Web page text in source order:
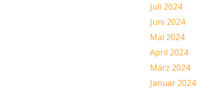
Juli 2024
Juni 2024
Mai 2024
April 2024
März 2024
Januar 2024